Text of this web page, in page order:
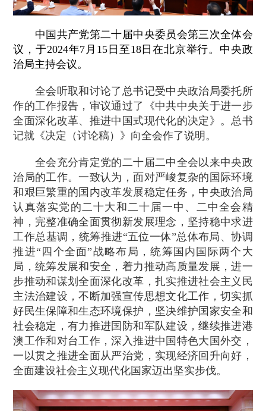
中国共产党第二十届中央委员会第三次全体会
议，于2024年7月15日至18日在北京举行。中央政
治局主持会议。
全会听取和讨论了总书记受中央政治局委托所
作的工作报告，审议通过了《中共中央关于进一步
全面深化改革、推进中国式现代化的决定》。总书
记就《决定（讨论稿）》向全会作了说明。
全会充分肯定党的二十届二中全会以来中央政
治局的工作。一致认为，面对严峻复杂的国际环境
和艰巨繁重的国内改革发展稳定任务，中央政治局
认真落实党的二十大和二十届一中、二中全会精
神，完整准确全面贯彻新发展理念，坚持稳中求进
工作总基调，统筹推进“五位一体”总体布局、协调
推进“四个全面”战略布局，统筹国内国际两个大
局，统筹发展和安全，着力推动高质量发展，进一
步推动和谋划全面深化改革，扎实推进社会主义民
主法治建设，不断加强宣传思想文化工作，切实抓
好民生保障和生态环境保护，坚决维护国家安全和
社会稳定，有力推进国防和军队建设，继续推进港
澳工作和对台工作，深入推进中国特色大国外交，
一以贯之推进全面从严治党，实现经济回升向好，
全面建设社会主义现代化国家迈出坚实步伐。